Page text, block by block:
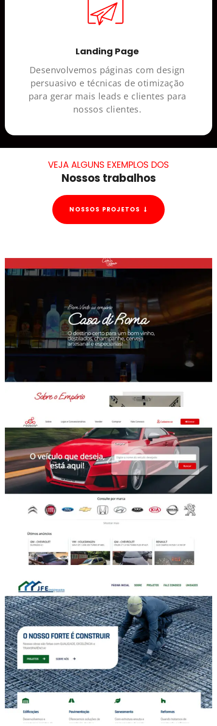
Landing Page
Desenvolvemos páginas com design
persuasivo e técnicas de otimização
para gerar mais leads e clientes para
nossos clientes.
VEJA ALGUNS EXEMPLOS DOS
Nossos trabalhos
NOSSOS PROJETOS